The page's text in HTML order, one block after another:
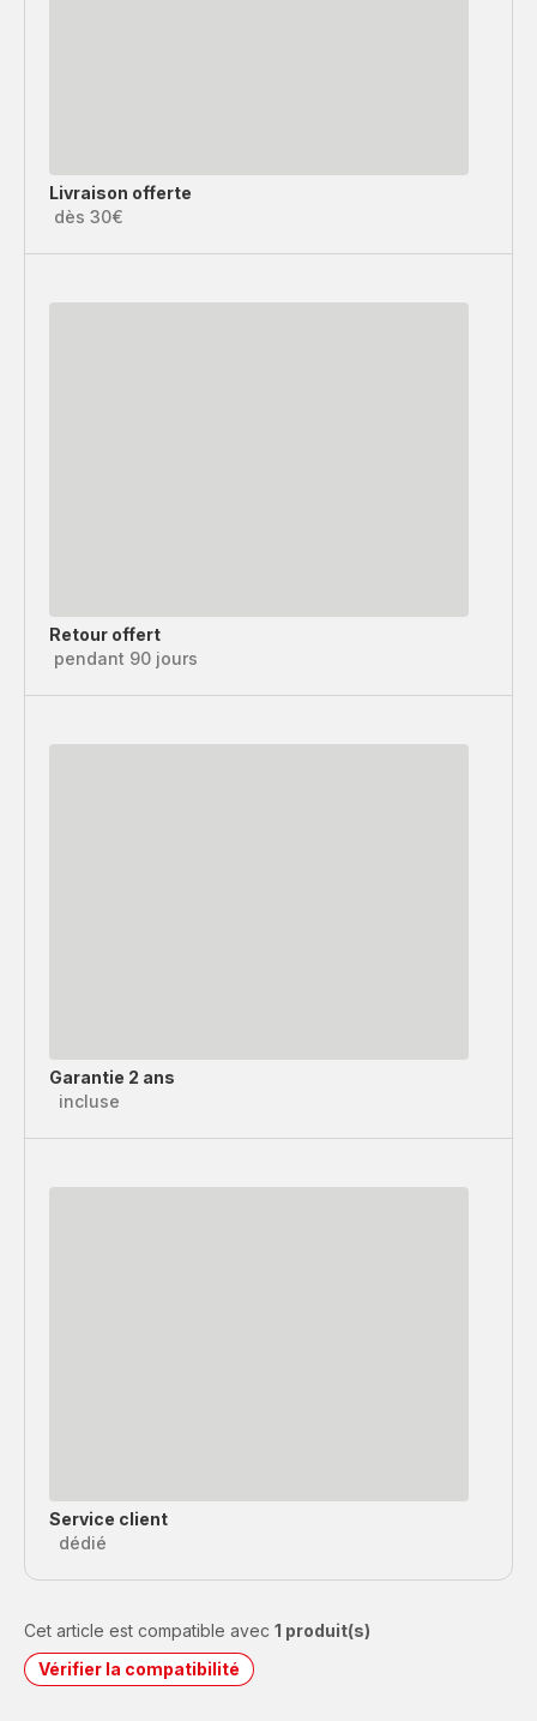
Livraison offerte
dès 30€
Retour offert
pendant 90 jours
Garantie 2 ans
incluse
Service client
dédié
Cet article est compatible avec 1 produit(s)
Vérifier la compatibilité